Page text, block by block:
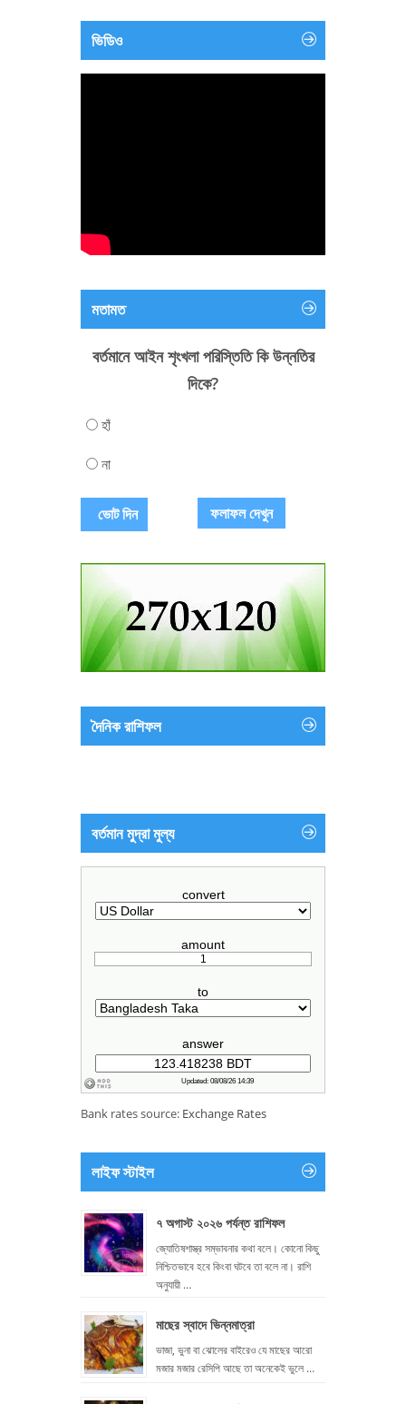
ভিডিও
মতামত
বর্তমানে আইন শৃংখলা পরিস্তিতি কি উন্নতির
দিকে?
হাঁ
না
ফলাফল দেখুন
দৈনিক রাশিফল
বর্তমান মুদ্রা মুল্য
Bank rates source: Exchange Rates
লাইফ স্টাইল
৭ অগাস্ট ২০২৬ পর্যন্ত রাশিফল
জ্যোতিষশাস্ত্র সম্ভাবনার কথা বলে। কোনো কিছু
নিশ্চিতভাবে হবে কিংবা ঘটবে তা বলে না। রাশি
অনুযায়ী …
মাছের স্বাদে ভিন্নমাত্রা
ভাজা, ভুনা বা ঝোলের বাইরেও যে মাছের আরো
মজার মজার রেসিপি আছে তা অনেকেই ভুলে …